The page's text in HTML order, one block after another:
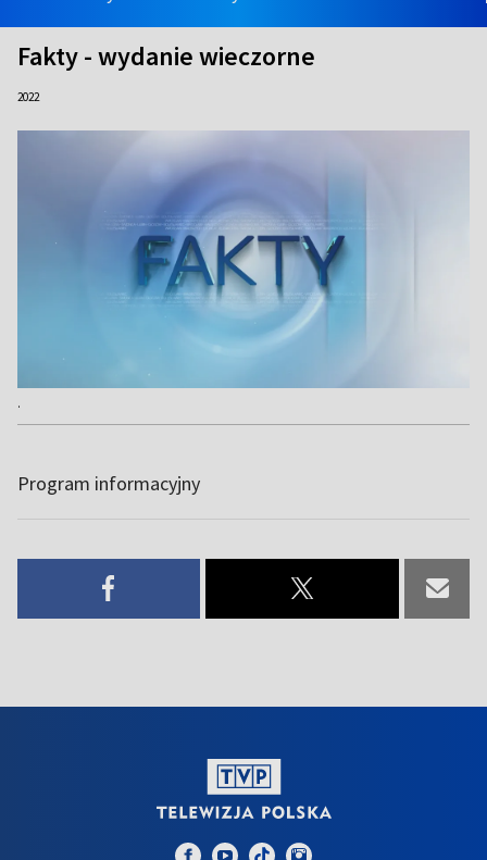
Fakty - wydanie wieczorne
2022
.
Program informacyjny